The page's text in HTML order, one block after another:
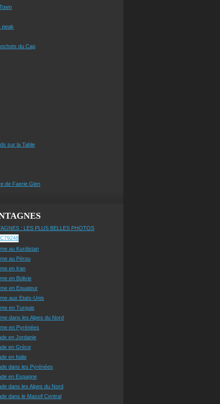
peak
du Cap
sur la Table
de Faerie Glen
: LES PLUS BELLES PHOTOS
au Kurdistan
au Pérou
en Iran
en Bolivie
en Equateur
aux Etats-Unis
en Turquie
dans les Alpes du Nord
en Pyrénées
en Jordanie
en Grèce
en Italie
dans les Pyrénées
en Espagne
dans les Alpes du Nord
dans le Massif Central